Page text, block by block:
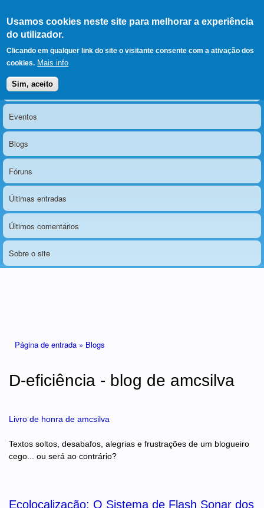
Usamos cookies neste site para melhorar a experiência
do utilizador.
Clicando em qualquer link do site o visitante consente com a ativação dos
cookies. Mais info
Sim, aceito
LERPARAVER , ir para a
página principal
O portal da visão diferente
Menu principal
Notícias
Eventos
Blogs
Fóruns
Últimas entradas
Últimos comentários
Sobre o site
Página de entrada » Blogs
D-eficiência - blog de amcsilva
Livro de honra de amcsilva
Textos soltos, desabafos, alegrias e frustrações de um blogueiro
cego... ou será ao contrário?
Ecolocalização: O Sistema de Flash Sonar dos